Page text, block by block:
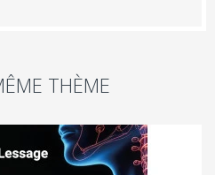
THÈME